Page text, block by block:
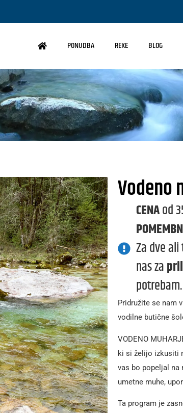
PONUDBA REKE BLOG
Vodeno
CENAod
Za dve
nas za
potrebam.
Pridružite se nam
vodilne butične
VODENO
ki si želijo izkusiti
vas bo popeljal na
umetne muhe,
Ta program je